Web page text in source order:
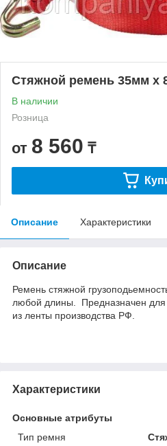
Стяжной ремень 35мм x
В наличии
Розница
от 8 560 ₸
Описание Характеристики
Описание
Ремень стяжной
любой длины. Предназначен для
из ленты производства РФ.
Характеристики
Основные атрибуты
Тип ремня